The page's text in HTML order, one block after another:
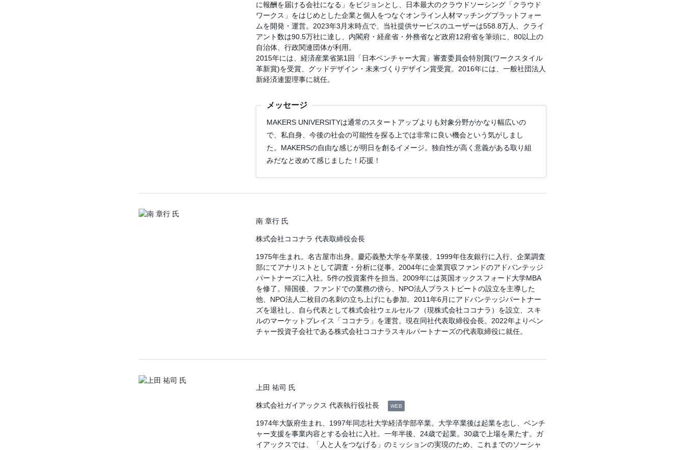
に報酬を届ける会社になる」をビジョンとし、日本最大のクラウドソーシング「クラウド
ワークス」をはじめとした企業と個人をつなぐオンライン人材マッチングプラットフォー
ムを開発・運営。2023年3月末時点で、当社提供サービスのユーザーは558.8万人、クライ
アント数は90.5万社に達し、内閣府・経産省・外務省など政府12府省を筆頭に、80以上の
自治体、行政関連団体が利用。
2015年には、経済産業省第1回「日本ベンチャー大賞」審査委員会特別賞(ワークスタイル
革新賞)を受賞、グッドデザイン・未来づくりデザイン賞受賞。2016年には、一般社団法人
新経済連盟理事に就任。
メッセージ
MAKERS UNIVERSITYは通常のスタートアップよりも対象分野がかなり幅広いの
で、私自身、今後の社会の可能性を探る上では非常に良い機会という気がしまし
た。MAKERSの自由な感じが明日を創るイメージ。独自性が高く意義がある取り組
みだなと改めて感じました！応援！
南 章行 氏
株式会社ココナラ 代表取締役会長
1975年生まれ。名古屋市出身。慶応義塾大学を卒業後、1999年住友銀行に入行、企業調査
部にてアナリストとして調査・分析に従事。2004年に企業買収ファンドのアドバンテッジ
パートナーズに入社。5件の投資案件を担当。2009年には英国オックスフォード大学MBA
を修了。帰国後、ファンドでの業務の傍ら、NPO法人ブラストビートの設立を主導した
他、NPO法人二枚目の名刺の立ち上げにも参加。2011年6月にアドバンテッジパートナー
ズを退社し、自ら代表として株式会社ウェルセルフ（現株式会社ココナラ）を設立、スキ
ルのマーケットプレイス「ココナラ」を運営。現在同社代表取締役会長。2022年よりベン
チャー投資子会社である株式会社ココナラスキルパートナーズの代表取締役に就任。
上田 祐司 氏
株式会社ガイアックス 代表執行役社長 WEB
1974年大阪府生まれ、1997年同志社大学経済学部卒業。大学卒業後は起業を志し、ベンチ
ャー支援を事業内容とする会社に入社。一年半後、24歳で起業。30歳で上場を果たす。ガ
イアックスでは、「人と人をつなげる」のミッションの実現のため、これまでのソーシャ